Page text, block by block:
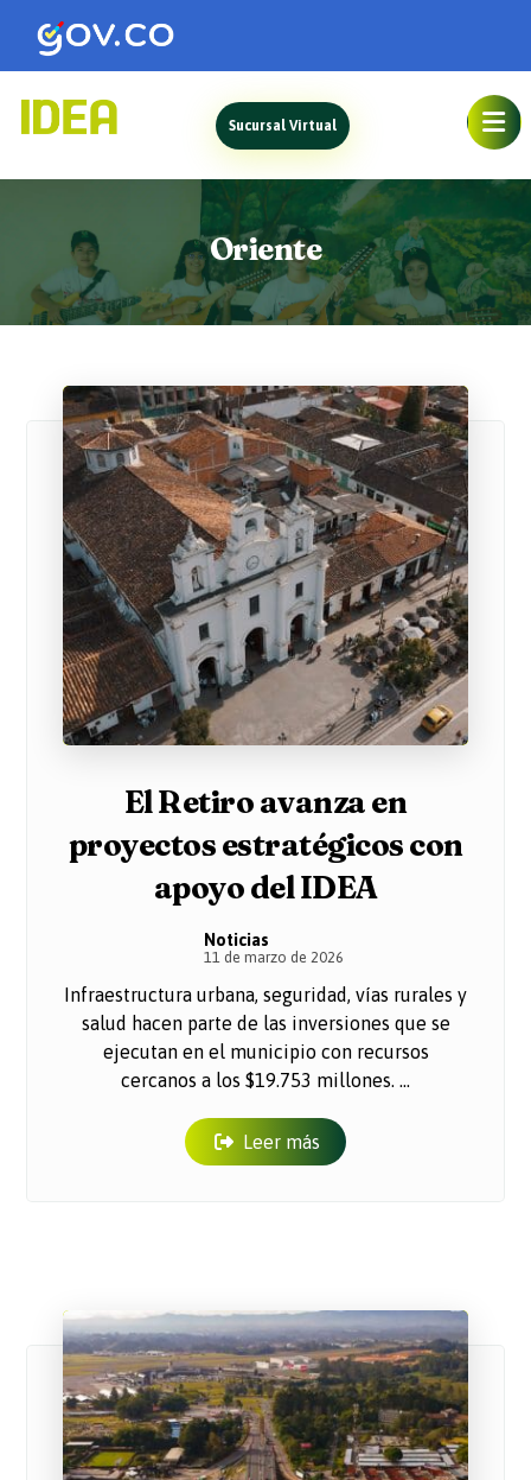
Sucursal Virtual
Oriente
El Retiro avanza en
proyectos estratégicos con
apoyo del IDEA
Noticias
11 de marzo de 2026
Infraestructura urbana, seguridad, vías rurales y
salud hacen parte de las inversiones que se
ejecutan en el municipio con recursos
cercanos a los $19.753 millones. ...
Leer más